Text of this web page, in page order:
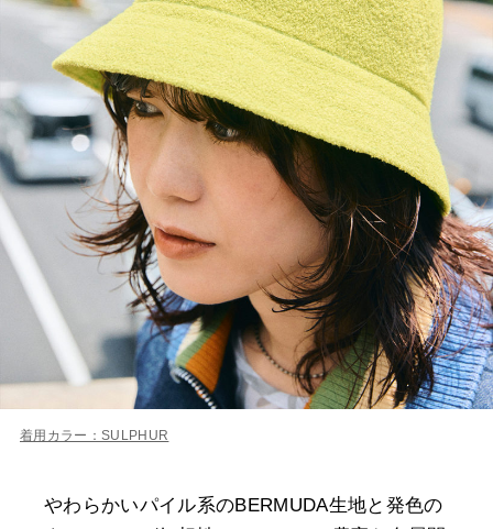
着用カラー：SULPHUR
やわらかいパイル系のBERMUDA生地と発色の